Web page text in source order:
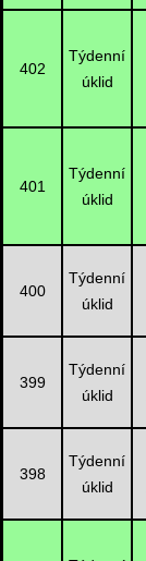
402
Týdenní
úklid
401
Týdenní
úklid
400
Týdenní
úklid
399
Týdenní
úklid
398
Týdenní
úklid